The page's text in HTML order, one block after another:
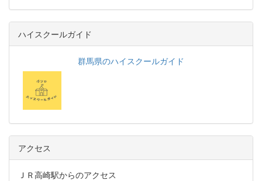
ハイスクールガイド
群馬県のハイスクールガイド
アクセス
ＪＲ高崎駅からのアクセス